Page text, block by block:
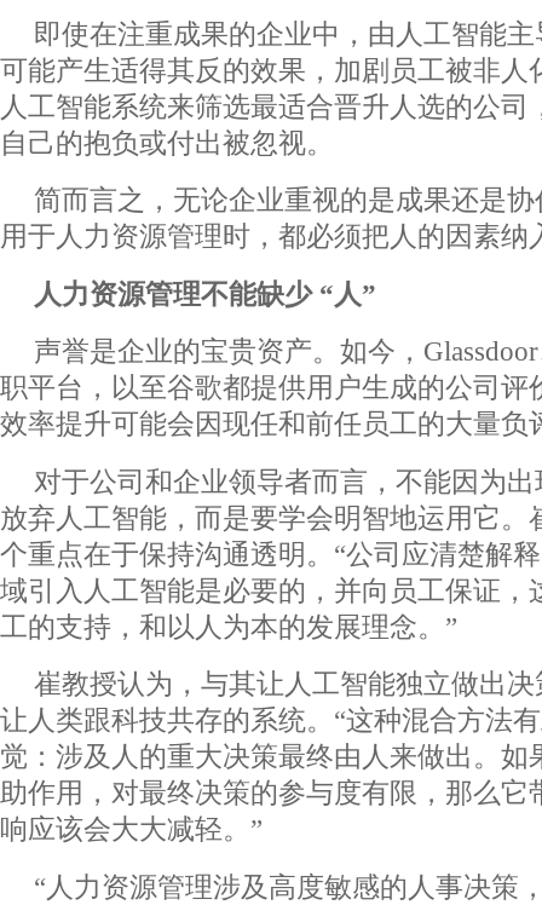
即使在注重成果的企业中，由人工智能
可能产生适得其反的效果，加剧员工被非人
人工智能系统来筛选最适合晋升人选的公司
自己的抱负或付出被忽视。
简而言之，无论企业重视的是成果还是
用于人力资源管理时，都必须把人的因素纳
人力资源管理不能缺少“人”
声誉是企业的宝贵资产。如今，
职平台，以至谷歌都提供用户生成的公司评
效率提升可能会因现任和前任员工的大量负
对于公司和企业领导者而言，不能因为
放弃人工智能，而是要学会明智地运用它。
个重点在于保持沟通透明。“公司应清楚解
域引入人工智能是必要的，并向员工保证，
工的支持，和以人为本的发展理念。”
崔教授认为，与其让人工智能独立做出
让人类跟科技共存的系统。“这种混合方法
觉：涉及人的重大决策最终由人来做出。如
助作用，对最终决策的参与度有限，那么它
响应该会大大减轻。”
“人力资源管理涉及高度敏感的人事决策